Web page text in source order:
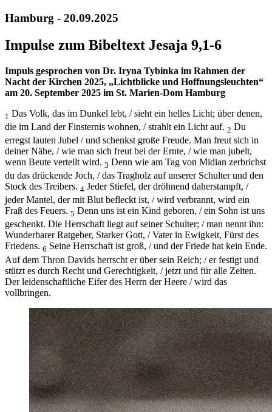
Hamburg - 20.09.2025
Impulse zum Bibeltext Jesaja 9,1-6
Impuls gesprochen von Dr. Iryna Tybinka im Rahmen der
Nacht der Kirchen 2025, „Lichtblicke und Hoffnungsleuchten“
am 20. September 2025 im St. Marien-Dom Hamburg
1 Das Volk, das im Dunkel lebt, / sieht ein helles Licht; über denen,
die im Land der Finsternis wohnen, / strahlt ein Licht auf. 2 Du
erregst lauten Jubel / und schenkst große Freude. Man freut sich in
deiner Nähe, / wie man sich freut bei der Ernte, / wie man jubelt,
wenn Beute verteilt wird. 3 Denn wie am Tag von Midian zerbrichst
du das drückende Joch, / das Tragholz auf unserer Schulter und den
Stock des Treibers. 4 Jeder Stiefel, der dröhnend daherstampft, /
jeder Mantel, der mit Blut befleckt ist, / wird verbrannt, wird ein
Fraß des Feuers. 5 Denn uns ist ein Kind geboren, / ein Sohn ist uns
geschenkt. Die Herrschaft liegt auf seiner Schulter; / man nennt ihn:
Wunderbarer Ratgeber, Starker Gott, / Vater in Ewigkeit, Fürst des
Friedens. 6 Seine Herrschaft ist groß, / und der Friede hat kein Ende.
Auf dem Thron Davids herrscht er über sein Reich; / er festigt und
stützt es durch Recht und Gerechtigkeit, / jetzt und für alle Zeiten.
Der leidenschaftliche Eifer des Herrn der Heere / wird das
vollbringen.